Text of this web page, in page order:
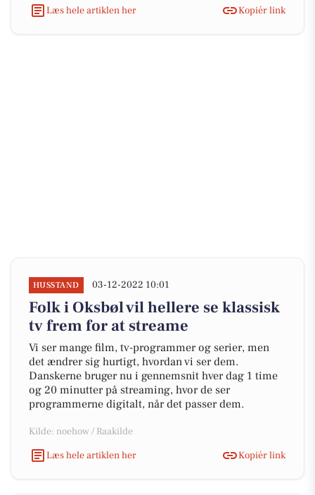
Læs hele artiklen her
Kopiér link
HUSSTAND 03-12-2022 10:01
Folk i Oksbøl vil hellere se klassisk
tv frem for at streame
Vi ser mange film, tv-programmer og serier, men
det ændrer sig hurtigt, hvordan vi ser dem.
Danskerne bruger nu i gennemsnit hver dag 1 time
og 20 minutter på streaming, hvor de ser
programmerne digitalt, når det passer dem.
Kilde: noehow / Raakilde
Læs hele artiklen her
Kopiér link